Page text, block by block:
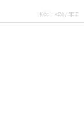
Kód: 426/BEZ